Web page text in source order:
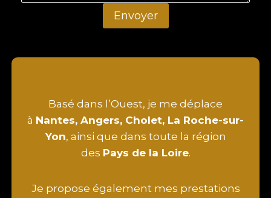
Envoyer
Basé dans l’Ouest, je me déplace
à Nantes, Angers, Cholet, La Roche-sur-
Yon, ainsi que dans toute la région
des Pays de la Loire.
Je propose également mes prestations